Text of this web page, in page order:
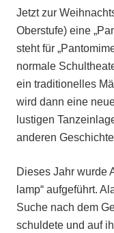
Jetzt zur
Oberstufe) eine
steht für
normale
ein traditionelles
wird dann eine
lustigen
anderen
Dieses Jahr wurde
lamp“ aufgeführt.
Suche nach dem
schuldete und auf